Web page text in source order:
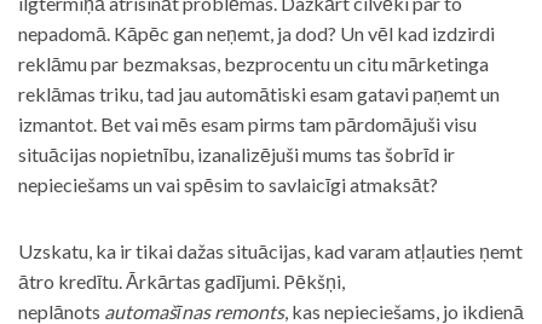
nepadomā. Kāpēc gan neņemt, ja dod? Un vēl kad izdzirdi
reklāmu par bezmaksas, bezprocentu un citu mārketinga
reklāmas triku, tad jau automātiski esam gatavi paņemt un
izmantot. Bet vai mēs esam pirms tam pārdomājuši visu
situācijas nopietnību, izanalizējuši mums tas šobrīd ir
nepieciešams un vai spēsim to savlaicīgi atmaksāt?
Uzskatu, ka ir tikai dažas situācijas, kad varam atļauties ņemt
ātro kredītu. Ārkārtas gadījumi. Pēkšņi,
neplānots automašīnas remonts, kas nepieciešams, jo ikdienā